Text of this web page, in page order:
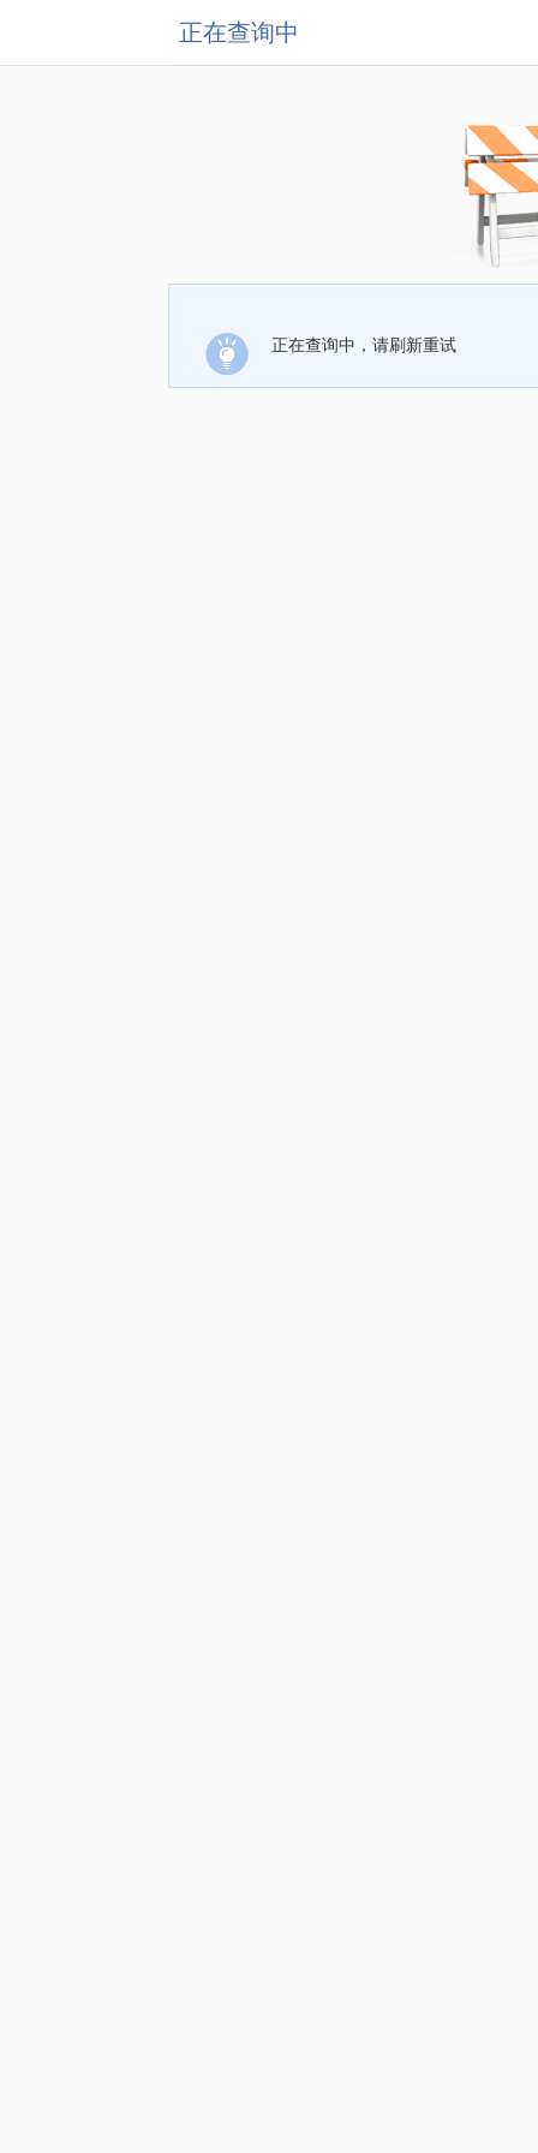
正在查询中
正在查询中，请刷新重试